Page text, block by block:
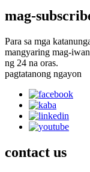
mag-
Para sa mga
mangyaring mag-
ng 24 na oras.
pagtatanong ngayon
contact us